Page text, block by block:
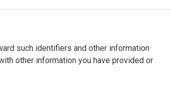
such identifiers and other information
other information you have provided or